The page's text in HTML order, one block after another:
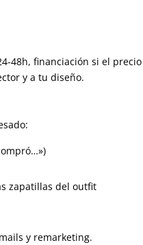
48h, financiación si el
y a tu diseño.
zapatillas del outfit
y remarketing.